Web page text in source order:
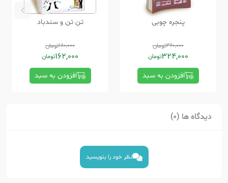
پنجره چوبی
360,000تومان
324,000تومان
افزودن به سبد
تن تن و سندباد
180,000تومان
162,000تومان
افزودن به سبد
دیدگاه ها (0)
نظر خود را بنویسید